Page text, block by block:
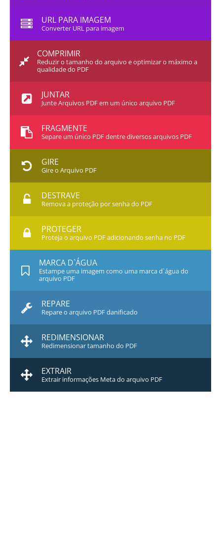
URL PARA IMAGEM
Converter URL para imagem
COMPRIMIR
Reduzir o tamanho do arquivo e optimizar o máximo a
qualidade do PDF
JUNTAR
Junte Arquivos PDF em um único arquivo PDF
FRAGMENTE
Separe um único PDF dentre diversos arquivos PDF
GIRE
Gire o Arquivo PDF
DESTRAVE
Remova a proteção por senha do PDF
PROTEGER
Proteja o arquivo PDF adicionando senha no PDF
MARCA D`ÁGUA
Estampe uma imagem como uma marca d`água do
arquivo PDF
REPARE
Repare o arquivo PDF danificado
REDIMENSIONAR
Redimensionar tamanho do PDF
EXTRAIR
Extrair informações Meta do arquivo PDF